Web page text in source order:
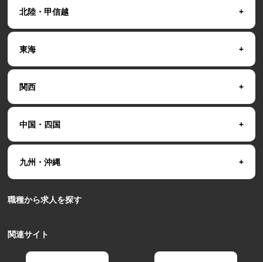
北陸・甲信越
東海
関西
中国・四国
九州・沖縄
職種から求人を探す
関連サイト